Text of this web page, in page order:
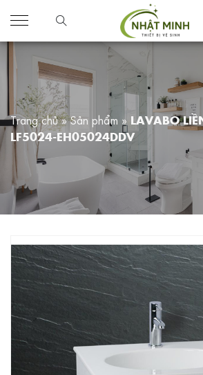
Trang chủ»Sản phẩm » LAVABO
LF5024-EH05024DDV